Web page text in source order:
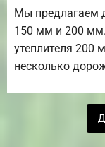
Мы предлагаем
150 мм и 200
утеплителя 200
несколько